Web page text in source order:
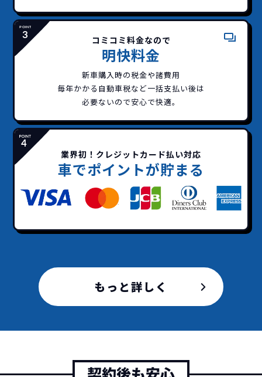
コミコミ料金なので
明快料金
新車購入時の税金や諸費用
毎年かかる自動車税など一括支払い後は
必要ないので安心で快適。
業界初！クレジットカード払い対応
車でポイントが貯まる
どこよりも安くご契約いただけます！
イッカーズは高残価設定を実現！
頭金不要で超低価格！憧れのクルマが手軽に乗れ
安さの秘密
高残価設定を実現！
低価格が可能に！
ジョイカルジャパンが今まで培ってきた
また特定の車両に絞ることによりこの価
短期間だから安心！
イッカーズなら短期リースでも安いんです！
に新車なので故障の心配がありませんし、急なラ
ー保証があるから安心です。
一括払いで安心
イッカーズなら頭金・ボーナス払い・諸経費・税
金など一切不要！一括価格をお支払いいただく
新車購入時の税金や
車を購入する場合、購入時に｢登録時諸費
用｣や「各種税金」は車両本体以外にかか
もっと詳しく